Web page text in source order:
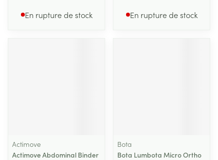
En rupture de stock En rupture de stock
Actimove
Actimove Abdominal Binder
Bota
Bota Lumbota Micro Ortho